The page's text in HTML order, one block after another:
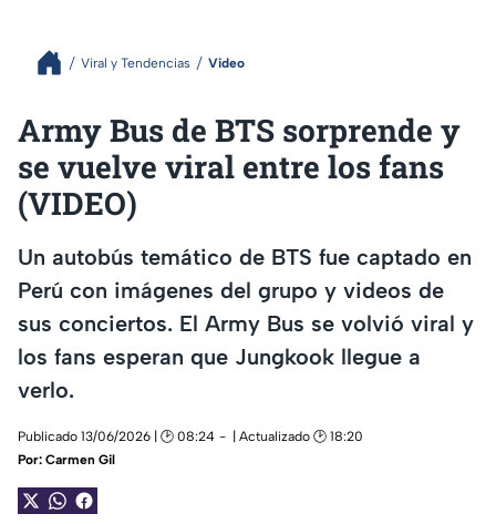
Viral y Tendencias Video
Army Bus de BTS sorprende y
se vuelve viral entre los fans
(VIDEO)
Un autobús temático de BTS fue captado en
Perú con imágenes del grupo y videos de
sus conciertos. El Army Bus se volvió viral y
los fans esperan que Jungkook llegue a
verlo.
Publicado 13/06/2026 | 🕑 08:24
| Actualizado 🕑 18:20
Por: Carmen Gil